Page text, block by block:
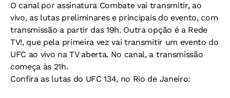
O canal por assinatura Combate vai transmitir, ao
vivo, as lutas preliminares e principais do evento, com
transmissão a partir das 19h. Outra opção é a Rede
TV!, que pela primeira vez vai transmitir um evento do
UFC ao vivo na TV aberta. No canal, a transmissão
começa às 21h.
Confira as lutas do UFC 134, no Rio de Janeiro: